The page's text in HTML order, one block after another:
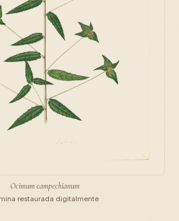
Ocimum campechianum
restaurada digitalmente